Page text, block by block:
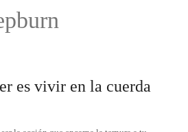
es vivir en la cuerda